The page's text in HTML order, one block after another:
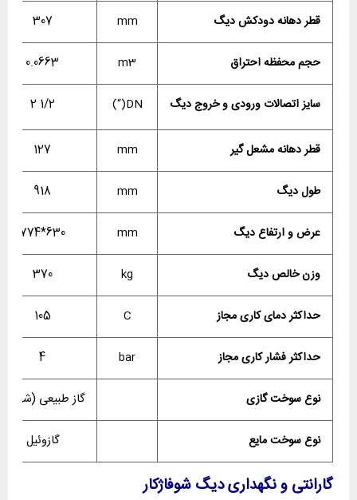
قطر دهانه دودکش دیگ mm
307
حجم محفظه احتراق m3
0.0663
سایز اتصالات ورودی و خروج دیگ DN(“)
1/2 2
قطر دهانه مشعل گیر mm
127
طول دیگ mm
918
عرض و ارتفاع دیگ mm
630*774
وزن خالص دیگ kg
370
حداکثر دمای کاری مجاز C
105
حداکثر فشار کاری مجاز bar
4
نوع سوخت گازی گاز طبیعی (شهری)
نوع سوخت مایع گازوئیل
گارانتی و نگهداری دیگ شوفاژکار